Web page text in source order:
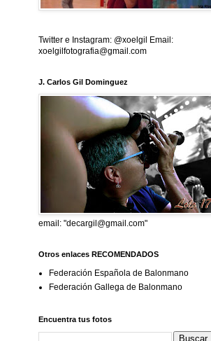
Twitter e Instagram: @xoelgil Email:
xoelgilfotografia@gmail.com
J. Carlos Gil Dominguez
email: "decargil@gmail.com"
Otros enlaces RECOMENDADOS
Federación Española de Balonmano
Federación Gallega de Balonmano
Encuentra tus fotos